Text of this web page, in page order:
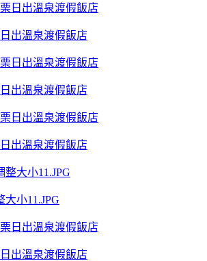
出溫泉渡假飯店
出溫泉渡假飯店
出溫泉渡假飯店
大小11.JPG
出溫泉渡假飯店